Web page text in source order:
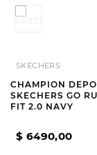
SKECHERS
CHAMPION
SKECHERS GO
FIT 2.0 NAVY
$ 6490,00